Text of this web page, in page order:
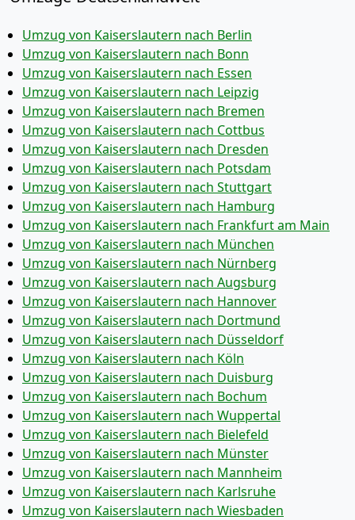
Umzug von Kaiserslautern nach Berlin
Umzug von Kaiserslautern nach Bonn
Umzug von Kaiserslautern nach Essen
Umzug von Kaiserslautern nach Leipzig
Umzug von Kaiserslautern nach Bremen
Umzug von Kaiserslautern nach Cottbus
Umzug von Kaiserslautern nach Dresden
Umzug von Kaiserslautern nach Potsdam
Umzug von Kaiserslautern nach Stuttgart
Umzug von Kaiserslautern nach Hamburg
Umzug von Kaiserslautern nach Frankfurt am Main
Umzug von Kaiserslautern nach München
Umzug von Kaiserslautern nach Nürnberg
Umzug von Kaiserslautern nach Augsburg
Umzug von Kaiserslautern nach Hannover
Umzug von Kaiserslautern nach Dortmund
Umzug von Kaiserslautern nach Düsseldorf
Umzug von Kaiserslautern nach Köln
Umzug von Kaiserslautern nach Duisburg
Umzug von Kaiserslautern nach Bochum
Umzug von Kaiserslautern nach Wuppertal
Umzug von Kaiserslautern nach Bielefeld
Umzug von Kaiserslautern nach Münster
Umzug von Kaiserslautern nach Mannheim
Umzug von Kaiserslautern nach Karlsruhe
Umzug von Kaiserslautern nach Wiesbaden